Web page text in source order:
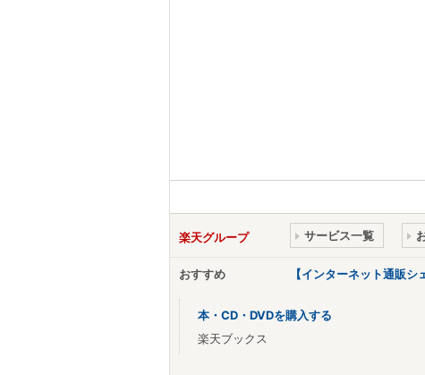
楽天グループ サービス一覧
おすすめ 【インターネット通販
本・CD・DVDを購入する
楽天ブックス